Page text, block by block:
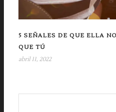
5 SEÑALES DE QUE ELLA
QUE TÚ
abril 11, 2022